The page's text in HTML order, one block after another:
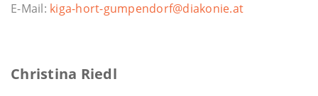
E-Mail: kiga-hort-gumpendorf@diakonie.at
Christina Riedl